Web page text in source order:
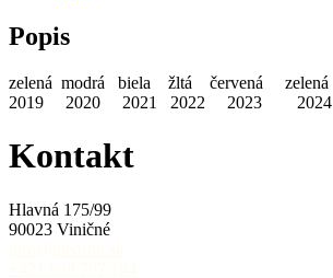
Popis
zelená modrá biela žltá červená zelená
2019 2020 2021 2022 2023 2024
Kontakt
Hlavná 175/99
90023 Viničné